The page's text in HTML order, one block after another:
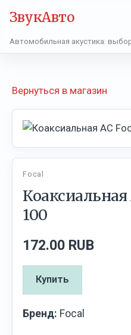
ЗвукАвто
Автомобильная акустика:
Вернуться в магазин
Focal
100
172.00 RUB
Купить
Бренд: Focal